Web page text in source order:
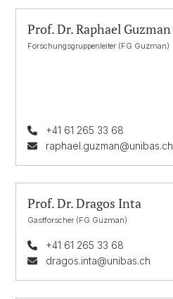
Prof. Dr. Raphael Guzman
Forschungsgruppenleiter (FG Guzman)
+41 61 265 33 68
raphael.guzman@unibas.ch
Prof. Dr. Dragos Inta
Gastforscher (FG Guzman)
+41 61 265 33 68
dragos.inta@unibas.ch